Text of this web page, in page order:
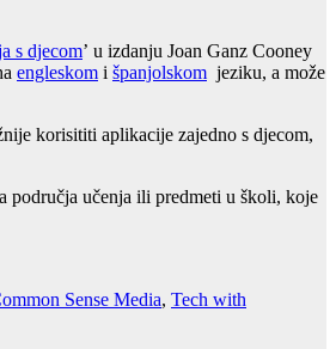
s djecom’ u izdanju Joan Ganz Cooney
engleskom i španjolskom jeziku, a može
korisititi aplikacije zajedno s djecom,
područja učenja ili predmeti u školi, koje
Sense Media, Tech with